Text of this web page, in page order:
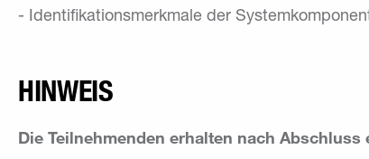
- Identifikationsmerkmale der
HINWEIS
Die Teilnehmenden erhalten nach